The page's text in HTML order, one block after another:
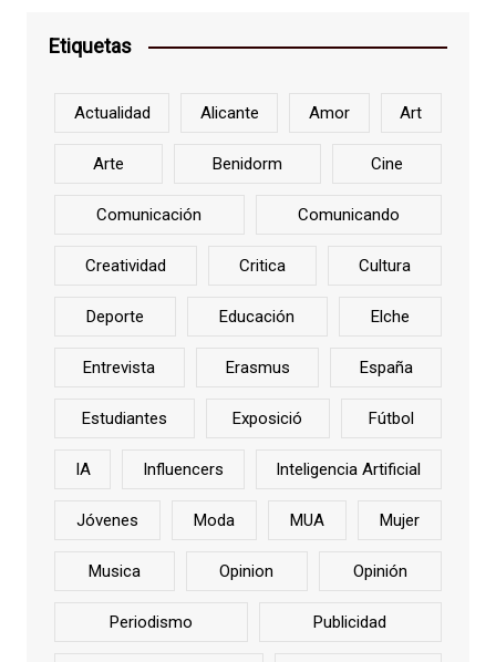
Etiquetas
Actualidad Alicante Amor Art
Arte Benidorm Cine
Comunicación Comunicando
Creatividad Critica Cultura
Deporte Educación Elche
Entrevista Erasmus España
Estudiantes Exposició Fútbol
IA Influencers Inteligencia Artificial
Jóvenes Moda MUA Mujer
Musica Opinion Opinión
Periodismo Publicidad